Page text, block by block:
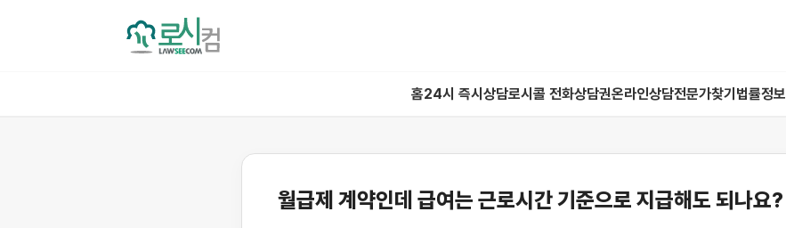
홈24시 즉시상담로시콜 전화상담권온라인상담전문가찾기 법률정보
월급제 계약인데 급여는 근로시간 기준으로 지급해도 되나요?